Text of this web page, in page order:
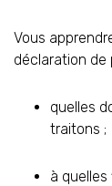
Vous
déclaration de
quelles
traitons ;
à